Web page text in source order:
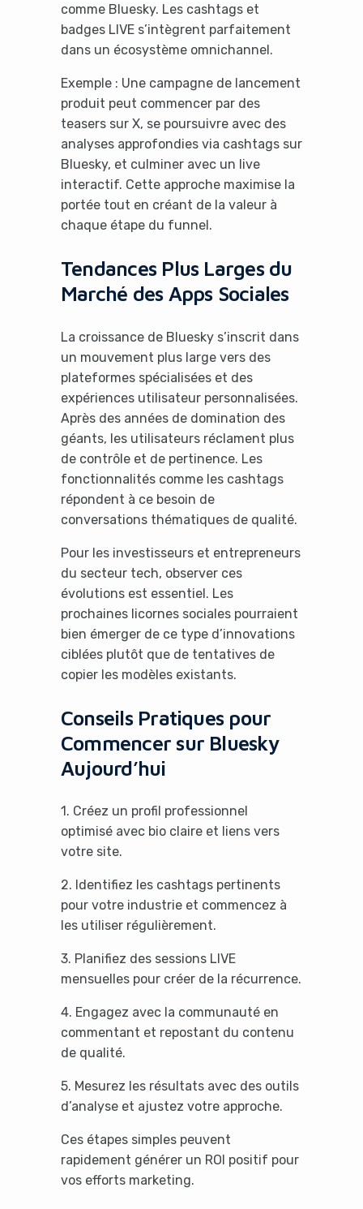
comme Bluesky. Les cashtags et
badges LIVE s’intègrent parfaitement
dans un écosystème omnichannel.
Exemple : Une campagne de lancement
produit peut commencer par des
teasers sur X, se poursuivre avec des
analyses approfondies via cashtags sur
Bluesky, et culminer avec un live
interactif. Cette approche maximise la
portée tout en créant de la valeur à
chaque étape du funnel.
Tendances Plus Larges du
Marché des Apps Sociales
La croissance de Bluesky s’inscrit dans
un mouvement plus large vers des
plateformes spécialisées et des
expériences utilisateur personnalisées.
Après des années de domination des
géants, les utilisateurs réclament plus
de contrôle et de pertinence. Les
fonctionnalités comme les cashtags
répondent à ce besoin de
conversations thématiques de qualité.
Pour les investisseurs et entrepreneurs
du secteur tech, observer ces
évolutions est essentiel. Les
prochaines licornes sociales pourraient
bien émerger de ce type d’innovations
ciblées plutôt que de tentatives de
copier les modèles existants.
Conseils Pratiques pour
Commencer sur Bluesky
Aujourd’hui
1. Créez un profil professionnel
optimisé avec bio claire et liens vers
votre site.
2. Identifiez les cashtags pertinents
pour votre industrie et commencez à
les utiliser régulièrement.
3. Planifiez des sessions LIVE
mensuelles pour créer de la récurrence.
4. Engagez avec la communauté en
commentant et repostant du contenu
de qualité.
5. Mesurez les résultats avec des outils
d’analyse et ajustez votre approche.
Ces étapes simples peuvent
rapidement générer un ROI positif pour
vos efforts marketing.